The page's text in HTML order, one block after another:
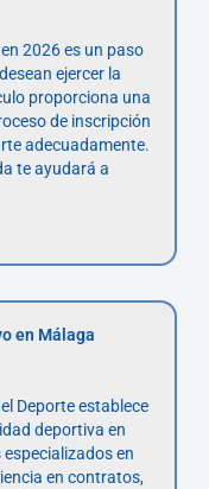
2026 es un paso
ejercer la
proporciona una
de inscripción
adecuadamente.
te ayudará a
en Málaga
Deporte establece
deportiva en
en
en contratos,